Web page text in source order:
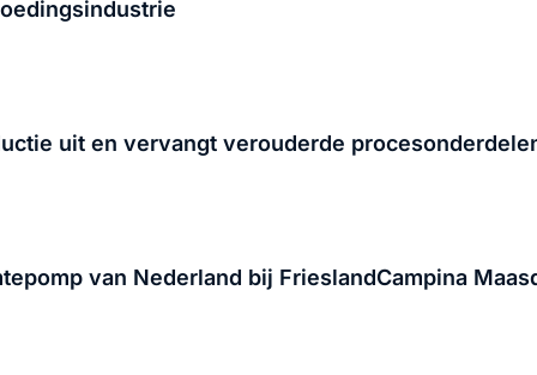
uit en vervangt verouderde
van Nederland bij FrieslandCampina